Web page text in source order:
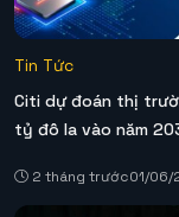
Tin Tức
Citi dự đoán thị
tỷ đô la vào năm
2 tháng trước01/06/